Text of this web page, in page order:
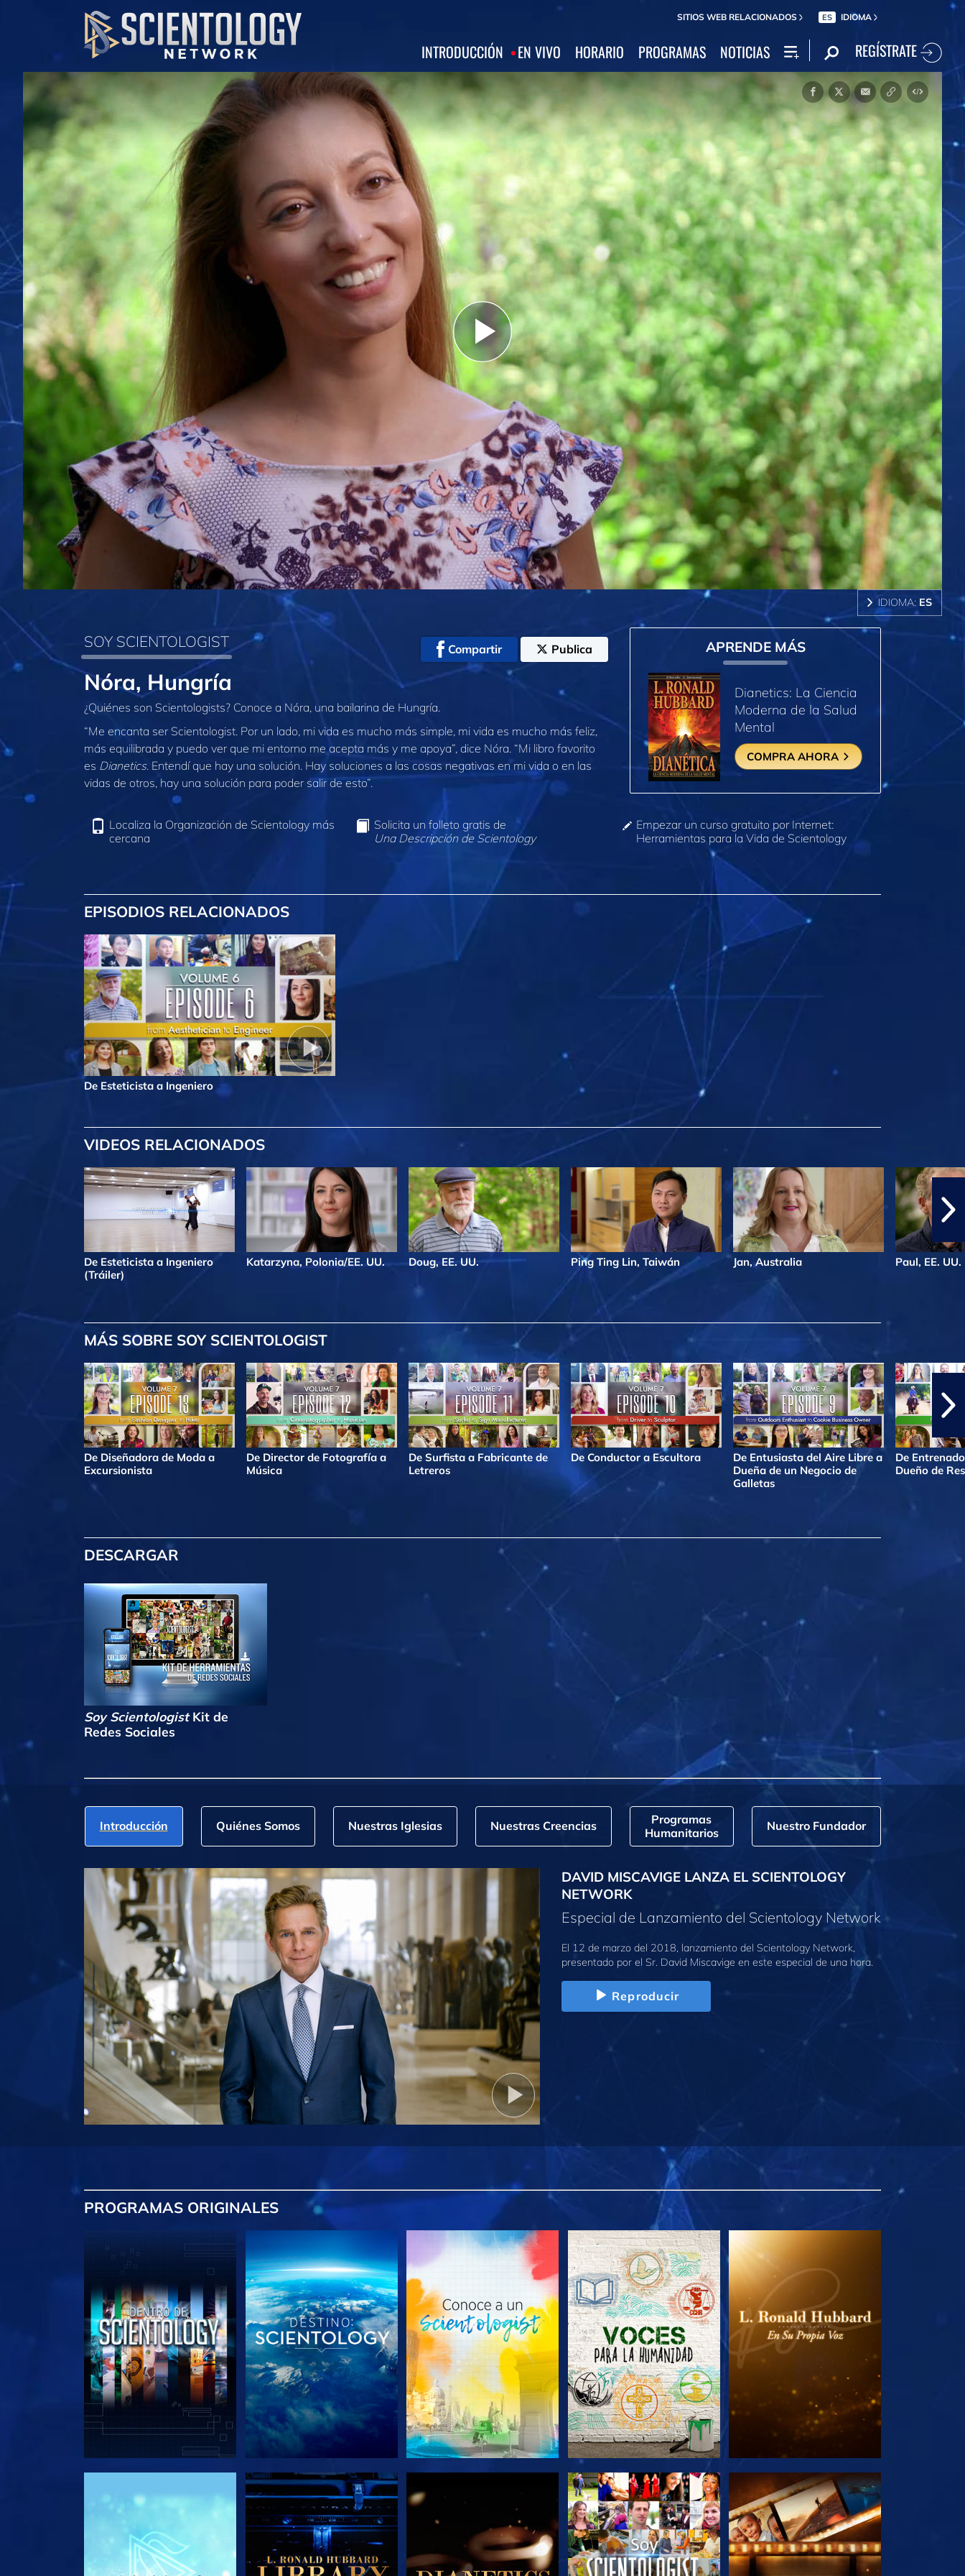
SITIOS WEB RELACIONADOS ES IDIOMA
INTRODUCCIÓN EN VIVO HORARIO PROGRAMAS NOTICIAS REGÍSTRATE
Play
Video
IDIOMA: ES
SOY SCIENTOLOGIST Compartir Publica
Nóra, Hungría
¿Quiénes son Scientologists? Conoce a Nóra, una bailarina de Hungría.
“Me encanta ser Scientologist. Por un lado, mi vida es mucho más simple, mi vida es mucho más feliz,
más equilibrada y puedo ver que mi entorno me acepta más y me apoya”, dice Nóra. “Mi libro favorito
es Dianetics. Entendí que hay una solución. Hay soluciones a las cosas negativas en mi vida o en las
vidas de otros, hay una solución para poder salir de esto”.
APRENDE MÁS
Dianetics: La Ciencia
Moderna de la Salud
Mental
COMPRA AHORA
Localiza la Organización de Scientology más
cercana
Solicita un folleto gratis de
Una Descripción de Scientology
Empezar un curso gratuito por Internet:
Herramientas para la Vida de Scientology
EPISODIOS RELACIONADOS
De Esteticista a Ingeniero
VIDEOS RELACIONADOS
De Esteticista a Ingeniero
(Tráiler)
Katarzyna, Polonia/EE. UU. Doug, EE. UU. Ping Ting Lin, Taiwán Jan, Australia Paul, EE. UU.
MÁS SOBRE SOY SCIENTOLOGIST
De Diseñadora de Moda a
Excursionista
De Director de Fotografía a
Música
De Surfista a Fabricante de
Letreros
De Conductor a Escultora
De Entusiasta del Aire Libre a
Dueña de un Negocio de
Galletas
De
Dueño de
DESCARGAR
Soy ScientologistKit de
Redes Sociales
Introducción Quiénes Somos Nuestras Iglesias Nuestras Creencias
Programas
Humanitarios
Nuestro Fundador
DAVID MISCAVIGE LANZA EL SCIENTOLOGY
NETWORK
Especial de Lanzamiento del Scientology Network
El 12 de marzo del 2018, lanzamiento del Scientology Network,
presentado por el Sr. David Miscavige en este especial de una hora.
Reproducir
PROGRAMAS ORIGINALES
EXPLORA LAS SERIES EXPLORA LAS SERIES EXPLORA LAS SERIES EXPLORA LAS SERIES EXPLORA LAS SERIES